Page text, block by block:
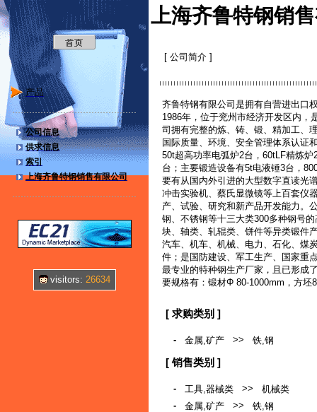
产品
公司信息
供求信息
索引
上海齐鲁特钢销售有限公司
visitors: 26634
上海齐鲁特钢销
[ 公司简介 ]
齐鲁特钢有限公司是拥有自营进出口
1986年，位于兖州市经济开发区内，
司拥有完整的炼、铸、锻、精加工、
国际质量、环境、安全管理体系认证
50t超高功率电弧炉2台，60tLF精炼
台；主要锻造设备有5t电液锤3台，
要有从国内外引进的大型数字直读光
冲击实验机、蔡氏显微镜等上百套仪
产、试验、研究和新产品开发能力。
钢、不锈钢等十三大类300多种钢号
块、轴类、轧辊类、饼件等异类锻件
汽车、机车、机械、电力、石化、煤
件；是国防建设、军工生产、国家重
最专业的特种钢生产厂家，且已形成
要规格有：锻材Φ 80-1000mm，方坯
[ 求购类别 ]
- 金属,矿产 >> 铁,钢
[ 销售类别 ]
- 工具,器械类 >>
机械类
-
金属,矿产 >> 铁,钢